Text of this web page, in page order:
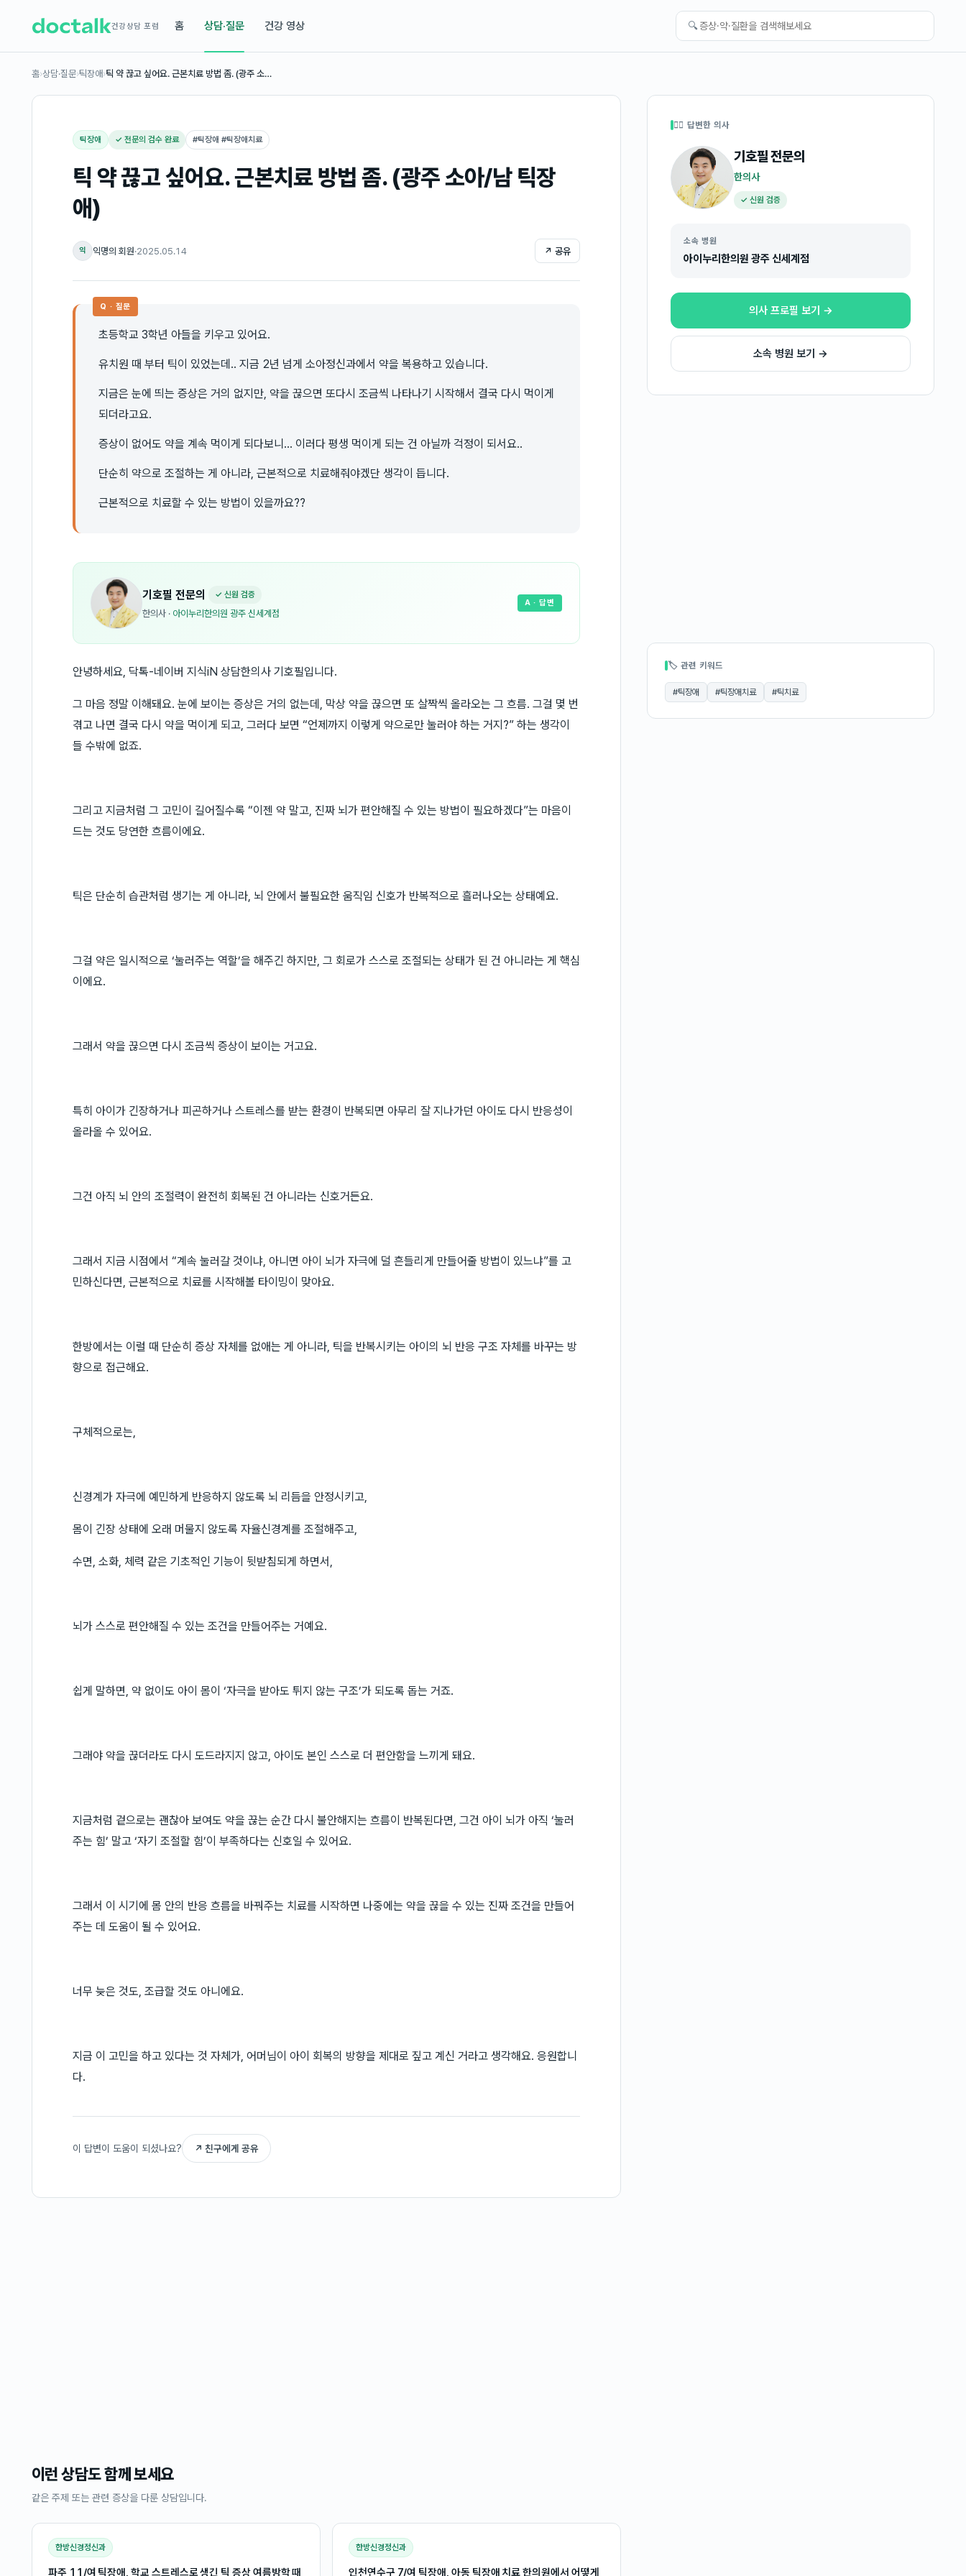
건강상담 포럼 홈 상담·질문 건강 영상 🔍
홈›상담·질문›틱장애›틱 약 끊고 싶어요. 근본치료 방법 좀. (광주 소…
틱장애 ✓ 전문의 검수 완료 #틱장애 #틱장애치료
틱 약 끊고 싶어요. 근본치료 방법 좀. (광주 소아/남 틱장
애)
익 익명의 회원·2025.05.14 ↗ 공유
Q · 질문
초등학교 3학년 아들을 키우고 있어요.
유치원 때 부터 틱이 있었는데.. 지금 2년 넘게 소아정신과에서 약을 복용하고 있습니다.
지금은 눈에 띄는 증상은 거의 없지만, 약을 끊으면 또다시 조금씩 나타나기 시작해서 결국 다시 먹이게
되더라고요.
증상이 없어도 약을 계속 먹이게 되다보니... 이러다 평생 먹이게 되는 건 아닐까 걱정이 되서요..
단순히 약으로 조절하는 게 아니라, 근본적으로 치료해줘야겠단 생각이 듭니다.
근본적으로 치료할 수 있는 방법이 있을까요??
기호필 전문의 ✓ 신원 검증
한의사 · 아이누리한의원 광주 신세계점
A · 답변
안녕하세요, 닥톡-네이버 지식iN 상담한의사 기호필입니다.
그 마음 정말 이해돼요. 눈에 보이는 증상은 거의 없는데, 막상 약을 끊으면 또 살짝씩 올라오는 그 흐름. 그걸 몇 번
겪고 나면 결국 다시 약을 먹이게 되고, 그러다 보면 “언제까지 이렇게 약으로만 눌러야 하는 거지?” 하는 생각이
들 수밖에 없죠.
그리고 지금처럼 그 고민이 길어질수록 “이젠 약 말고, 진짜 뇌가 편안해질 수 있는 방법이 필요하겠다”는 마음이
드는 것도 당연한 흐름이에요.
틱은 단순히 습관처럼 생기는 게 아니라, 뇌 안에서 불필요한 움직임 신호가 반복적으로 흘러나오는 상태예요.
그걸 약은 일시적으로 ‘눌러주는 역할’을 해주긴 하지만, 그 회로가 스스로 조절되는 상태가 된 건 아니라는 게 핵심
이에요.
그래서 약을 끊으면 다시 조금씩 증상이 보이는 거고요.
특히 아이가 긴장하거나 피곤하거나 스트레스를 받는 환경이 반복되면 아무리 잘 지나가던 아이도 다시 반응성이
올라올 수 있어요.
그건 아직 뇌 안의 조절력이 완전히 회복된 건 아니라는 신호거든요.
그래서 지금 시점에서 “계속 눌러갈 것이냐, 아니면 아이 뇌가 자극에 덜 흔들리게 만들어줄 방법이 있느냐”를 고
민하신다면, 근본적으로 치료를 시작해볼 타이밍이 맞아요.
한방에서는 이럴 때 단순히 증상 자체를 없애는 게 아니라, 틱을 반복시키는 아이의 뇌 반응 구조 자체를 바꾸는 방
향으로 접근해요.
구체적으로는,
신경계가 자극에 예민하게 반응하지 않도록 뇌 리듬을 안정시키고,
몸이 긴장 상태에 오래 머물지 않도록 자율신경계를 조절해주고,
수면, 소화, 체력 같은 기초적인 기능이 뒷받침되게 하면서,
뇌가 스스로 편안해질 수 있는 조건을 만들어주는 거예요.
쉽게 말하면, 약 없이도 아이 몸이 ‘자극을 받아도 튀지 않는 구조’가 되도록 돕는 거죠.
그래야 약을 끊더라도 다시 도드라지지 않고, 아이도 본인 스스로 더 편안함을 느끼게 돼요.
지금처럼 겉으로는 괜찮아 보여도 약을 끊는 순간 다시 불안해지는 흐름이 반복된다면, 그건 아이 뇌가 아직 ‘눌러
주는 힘’ 말고 ‘자기 조절할 힘’이 부족하다는 신호일 수 있어요.
그래서 이 시기에 몸 안의 반응 흐름을 바꿔주는 치료를 시작하면 나중에는 약을 끊을 수 있는 진짜 조건을 만들어
주는 데 도움이 될 수 있어요.
너무 늦은 것도, 조급할 것도 아니에요.
지금 이 고민을 하고 있다는 것 자체가, 어머님이 아이 회복의 방향을 제대로 짚고 계신 거라고 생각해요. 응원합니
다.
이 답변이 도움이 되셨나요? ↗ 친구에게 공유
이런 상담도 함께 보세요
같은 주제 또는 관련 증상을 다룬 상담입니다.
한방신경정신과
파주 11/여 틱장애, 학교 스트레스로 생긴 틱 증상 여름방학 때
한방신경정신과
인천연수구 7/여 틱장애, 아동 틱장애 치료 한의원에서 어떻게
👩‍⚕️ 답변한 의사
기호필전문의
한의사
✓ 신원 검증
소속 병원
아이누리한의원 광주 신세계점
의사 프로필 보기 →
소속 병원 보기 →
🏷 관련 키워드
#틱장애 #틱장애치료 #틱치료